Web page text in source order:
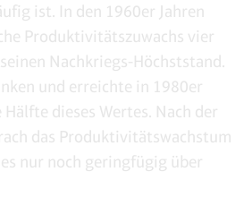
ist. In den 1960er Jahren
Produktivitätszuwachs vier
Nachkriegs-Höchststand.
und erreichte in 1980er
Hälfte dieses Wertes. Nach der
das Produktivitätswachstum
nur noch geringfügig über